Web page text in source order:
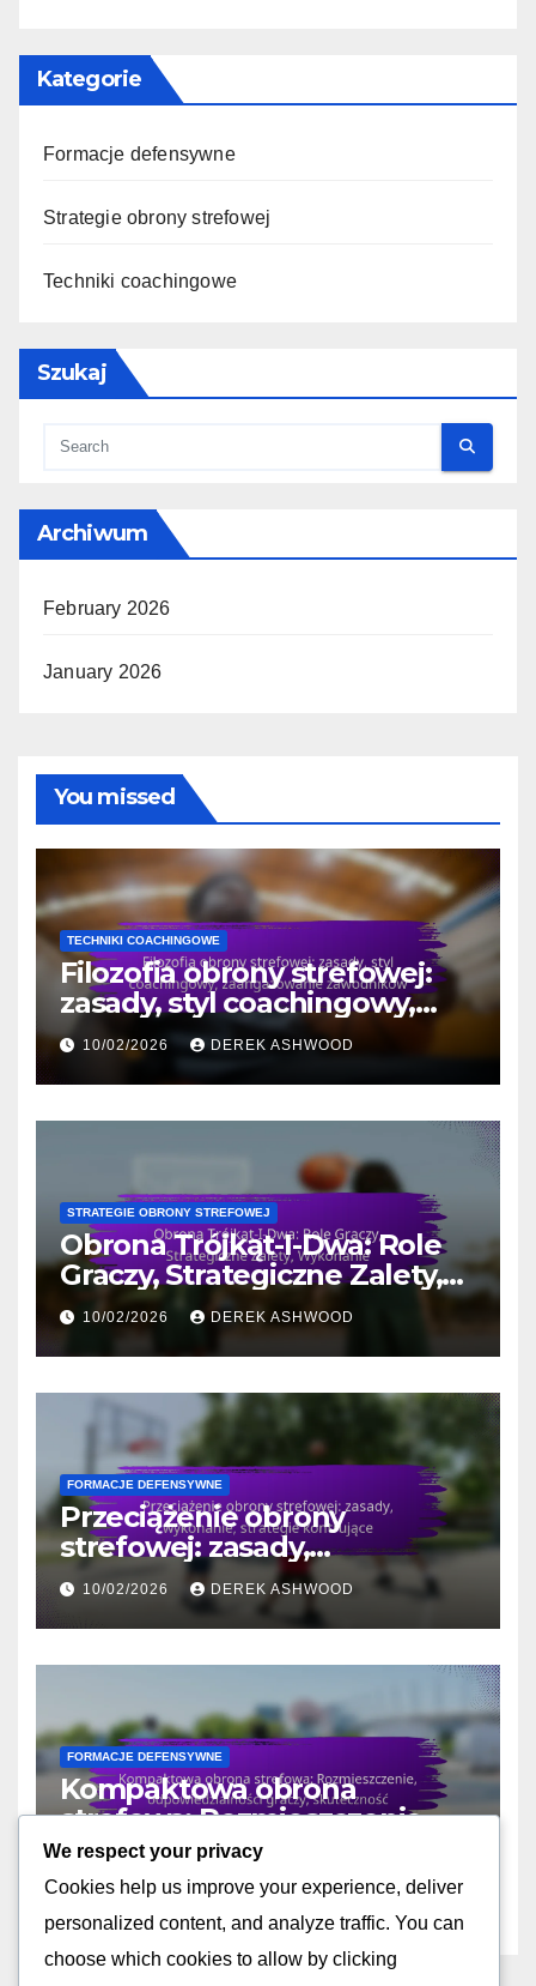
Kategorie
Formacje defensywne
Strategie obrony strefowej
Techniki coachingowe
Szukaj
Archiwum
February 2026
January 2026
You missed
TECHNIKI COACHINGOWE
Filozofia obrony strefowej:
zasady, styl coachingowy,
zaangażowanie zawodników
10/02/2026 DEREK ASHWOOD
STRATEGIE OBRONY STREFOWEJ
Obrona Trójkąt-I-Dwa: Role
Graczy, Strategiczne Zalety,
Wykonanie
10/02/2026 DEREK ASHWOOD
FORMACJE DEFENSYWNE
Przeciążenie obrony
strefowej: zasady,
wykonanie, strategie
kontrujące
10/02/2026 DEREK ASHWOOD
FORMACJE DEFENSYWNE
Kompaktowa obrona
strefowa: Rozmieszczenie,
odpowiedzialności graczy,
skuteczność
10/02/2026 DEREK ASHWOOD
We respect your privacy
Cookies help us improve your experience, deliver
personalized content, and analyze traffic. You can
choose which cookies to allow by clicking